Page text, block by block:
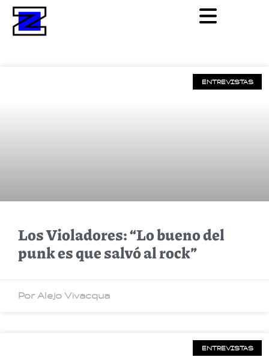
ENTREVISTAS
Los Violadores: “Lo bueno del
punk es que salvó al rock”
Por Alejo Vivacqua
ENTREVISTAS